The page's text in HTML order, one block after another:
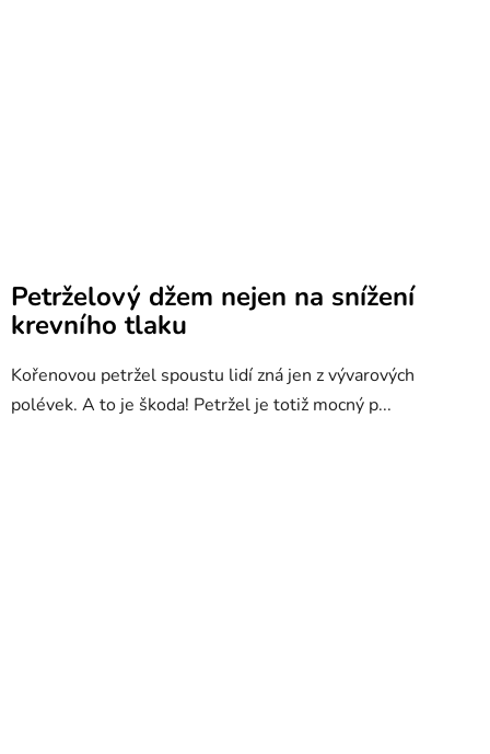
Petrželový džem nejen na snížení
krevního tlaku
Kořenovou petržel spoustu lidí zná jen z vývarových
polévek. A to je škoda! Petržel je totiž mocný p...